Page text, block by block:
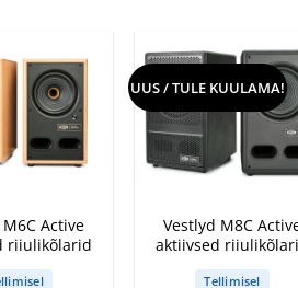
Active
riiulikõlarid
UUS / TULE KUULAMA!
+
Vestlyd M8C
aktiivsed
Tellimisel